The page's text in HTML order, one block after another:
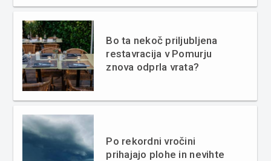
Bo ta nekoč priljubljena
restavracija v Pomurju
znova odprla vrata?
Po rekordni vročini
prihajajo plohe in nevihte